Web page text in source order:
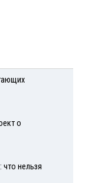
о
нельзя